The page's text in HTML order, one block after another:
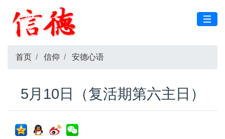
首页 信仰 安德心语
5月10日（复活期第六主日）